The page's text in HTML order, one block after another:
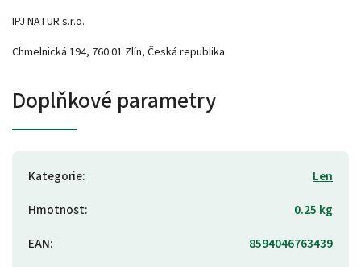
IPJ NATUR s.r.o.
Chmelnická 194, 760 01 Zlín, Česká republika
Doplňkové parametry
Kategorie:
Len
Hmotnost:
0.25 kg
EAN:
8594046763439